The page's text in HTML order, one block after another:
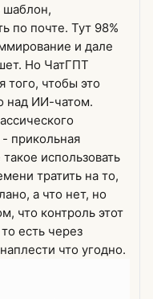
шаблон,
по почте. Тут 98%
и дале
Но ЧатГПТ
того, чтобы это
над ИИ-чатом.
прикольная
использовать
тратить на то,
а что нет, но
что контроль этот
есть через
что угодно.